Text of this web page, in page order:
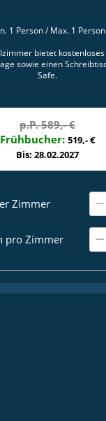
1 Person/ Max. 1 Person
bietet kostenloses
sowie einen
Safe.
p.P. 589,- €
Frühbucher:519,- €
Bis: 28.02.2027
Zimmer
pro Zimmer